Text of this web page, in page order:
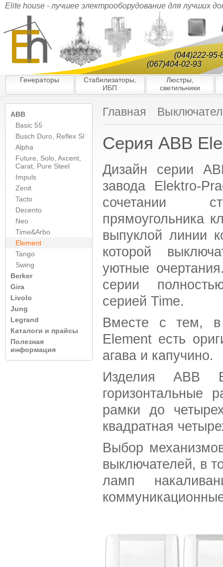
Elite house - лучшее электрооборудование для лучших
(044)222-95-
(067)404-02-93
Главная
Серия ABB
Дизайн серии
завода Elektro-
сочетании
прямоугольника
выпуклой линии
которой
уютные
серии
серией Time.
Вместе с тем, в
Element есть
агава и капучино.
Изделия ABB
горизонтальные
рамки до
квадратная
Выбор
выключателей, в
ламп
ABB
Basic 55
Busch Duro, Reflex SI
Alpha
Future, Solo, Axcent,
Carat, Pure Steel
Impuls
Zenit
Tacto
Decento
Neo
Time&Arbo
Element
Tango
Swing
Berker
Gira
Livolo
Jung
Legrand
Каталоги и прайсы
Полезная
информация
Генераторы
Стабилизаторы,
ИБП
Люстры,
светильники